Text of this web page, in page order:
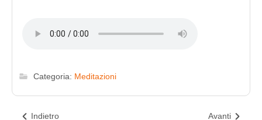
Categoria: Meditazioni
Indietro Avanti